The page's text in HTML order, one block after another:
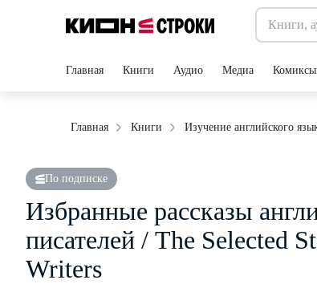
Главная Книги Аудио Медиа Комиксы
Главная Книги Изучение английского
По подписке
Избранные рассказы
писателей / The Selected
Writers